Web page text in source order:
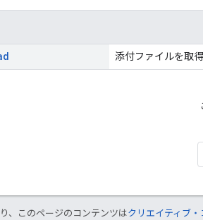
添付ファイルを取得
、このページのコンテンツはクリエイティブ